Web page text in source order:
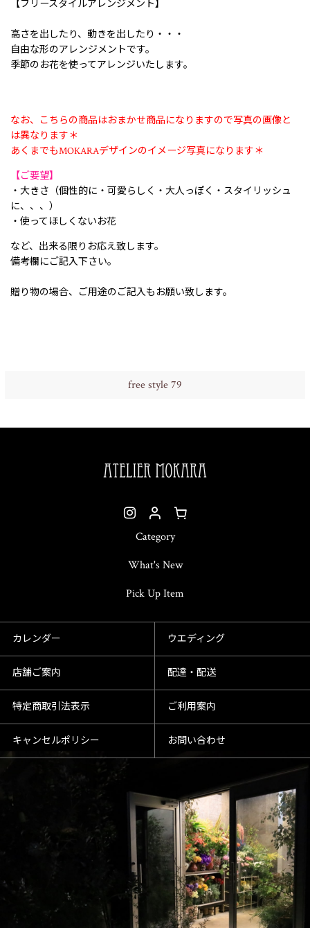
free style 79
【フリースタイルアレンジメント】
高さを出したり、動きを出したり・・・
自由な形のアレンジメントです。
季節のお花を使ってアレンジいたします。
なお、こちらの商品はおまかせ商品になりますので写真の画像と
は異なります＊
あくまでもMOKARAデザインのイメージ写真になります＊
【ご要望】
・大きさ（個性的に・可愛らしく・大人っぽく・スタイリッシュ
に、、、）
・使ってほしくないお花
など、出来る限りお応え致します。
備考欄にご記入下さい。
贈り物の場合、ご用途のご記入もお願い致します。
Category
What's New
Pick Up Item
カレンダー ウエディング
店舗ご案内 配達・配送
特定商取引法表示 ご利用案内
キャンセルポリシー お問い合わせ